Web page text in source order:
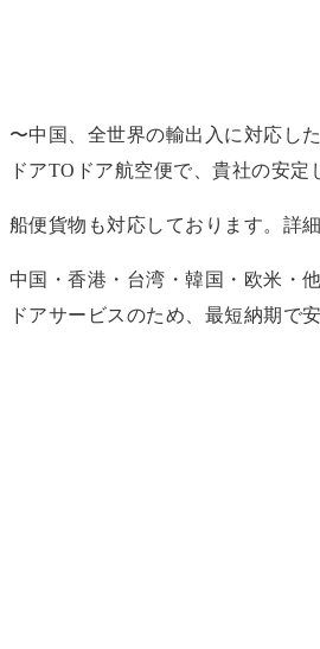
〜中国、全世界の輸出入に対応し
ドアTOドア航空便で、貴社の安定
船便貨物も対応しております。詳
中国・香港・台湾・韓国・欧米・
ドアサービスのため、最短納期で